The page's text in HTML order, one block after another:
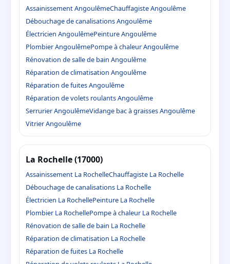
Assainissement AngoulêmeChauffagiste Angoulême
Débouchage de canalisations Angoulême
Électricien AngoulêmePeinture Angoulême
Plombier AngoulêmePompe à chaleur Angoulême
Rénovation de salle de bain Angoulême
Réparation de climatisation Angoulême
Réparation de fuites Angoulême
Réparation de volets roulants Angoulême
Serrurier AngoulêmeVidange bac à graisses Angoulême
Vitrier Angoulême
La Rochelle (17000)
Assainissement La RochelleChauffagiste La Rochelle
Débouchage de canalisations La Rochelle
Électricien La RochellePeinture La Rochelle
Plombier La RochellePompe à chaleur La Rochelle
Rénovation de salle de bain La Rochelle
Réparation de climatisation La Rochelle
Réparation de fuites La Rochelle